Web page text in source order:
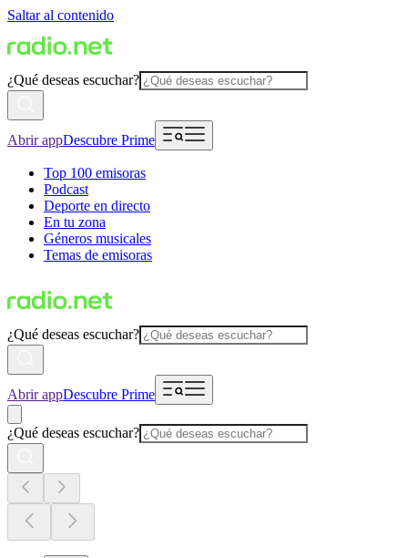
Saltar al contenido
¿Qué deseas escuchar?
Abrir appDescubre Prime
Top 100 emisoras
Podcast
Deporte en directo
En tu zona
Géneros musicales
Temas de emisoras
¿Qué deseas escuchar?
Abrir appDescubre Prime
¿Qué deseas escuchar?